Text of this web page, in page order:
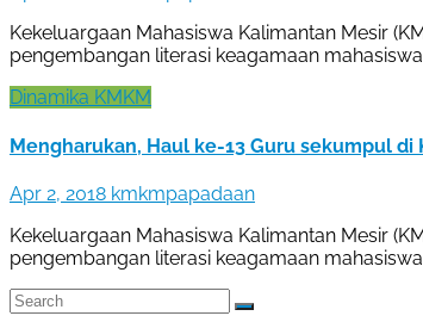
Kekeluargaan Mahasiswa Kalimantan Mesir
pengembangan literasi keagamaan
Dinamika KMKM
Mengharukan, Haul ke-13 Guru sekumpul di
Apr 2, 2018 kmkmpapadaan
Kekeluargaan Mahasiswa Kalimantan Mesir
pengembangan literasi keagamaan